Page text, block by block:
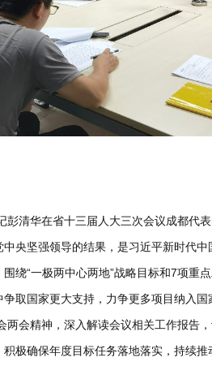
华在省十三届人大三次会议成都代
央坚强领导的结果，是习近平新时代
绕“一极两中心两地”战略目标和7项重
取国家更大支持，力争更多项目纳入国
精神，深入解读会议相关工作报告
极确保年度目标任务落地落实，持续推